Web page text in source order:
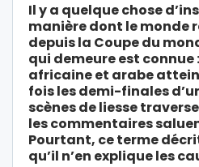
Il y a quelque chose
manière dont le monde
depuis la Coupe du
qui demeure est connue
africaine et arabe
fois les demi-finales
scènes de liesse
les commentaires
Pourtant, ce terme
qu’il n’en explique les